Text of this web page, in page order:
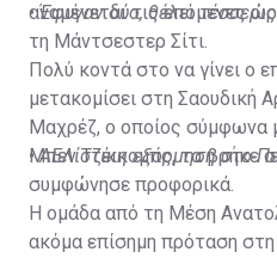
αναμένεται τις επόμενες
τη Μάντσεστερ Σίτι.
•Έφυγαν δύο, θέλει
Πολύ κοντά στο να γίνει ο
μετακομίσει στη Σαουδική
Μαχρέζ, ο οποίος σύμφωνα
Μπεν Τζέικομπς, τα βρήκε
συμφώνησε προφορικά.
•ΑΕΛίστικη εξόρμηση στο
Η ομάδα από τη Μέση
ακόμα επίσημη πρόταση